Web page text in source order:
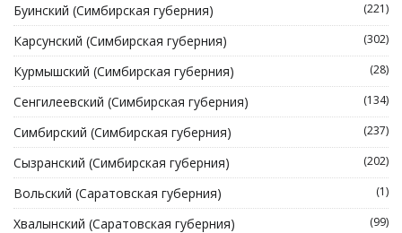
Буинский (Симбирская губерния) (221)
Карсунский (Симбирская губерния) (302)
Курмышский (Симбирская губерния) (28)
Сенгилеевский (Симбирская губерния) (134)
Симбирский (Симбирская губерния) (237)
Сызранский (Симбирская губерния) (202)
Вольский (Саратовская губерния) (1)
Хвалынский (Саратовская губерния) (99)